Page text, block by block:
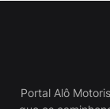
Portal Alô